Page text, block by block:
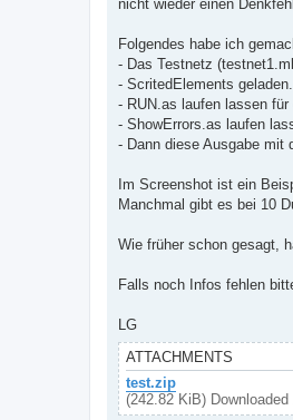
nicht wieder einen
Folgendes habe ich
- Das Testnetz
- ScritedElements
- RUN.as laufen lassen
- ShowErrors.as laufen
- Dann diese Ausgabe mit
Im Screenshot ist ein
Manchmal gibt es bei 10
Wie früher schon gesagt,
Falls noch Infos fehlen
LG
ATTACHMENTS
test.zip
(242.82 KiB)